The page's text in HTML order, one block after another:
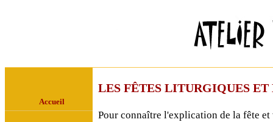
Accueil
LES FÊTES LITURGIQUES
Pour connaître l'explication de la fête